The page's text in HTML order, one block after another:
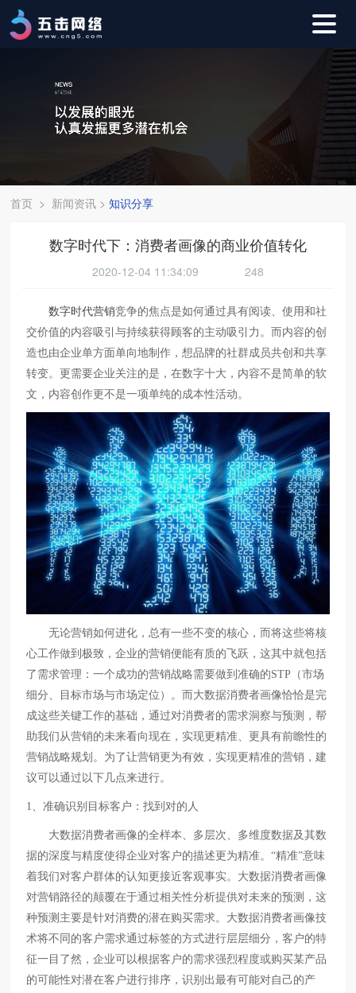
首页 > 新闻资讯 >知识分享
数字时代下：消费者画像的商业价值转化
2020-12-04 11:34:09 248
数字时代营销竞争的焦点是如何通过具有阅读、使用和社
交价值的内容吸引与持续获得顾客的主动吸引力。而内容的创
造也由企业单方面单向地制作，想品牌的社群成员共创和共享
转变。更需要企业关注的是，在数字十大，内容不是简单的软
文，内容创作更不是一项单纯的成本性活动。
无论营销如何进化，总有一些不变的核心，而将这些将核
心工作做到极致，企业的营销便能有质的飞跃，这其中就包括
了需求管理：一个成功的营销战略需要做到准确的STP（市场
细分、目标市场与市场定位）。而大数据消费者画像恰恰是完
成这些关键工作的基础，通过对消费者的需求洞察与预测，帮
助我们从营销的未来看向现在，实现更精准、更具有前瞻性的
营销战略规划。为了让营销更为有效，实现更精准的营销，建
议可以通过以下几点来进行。
1、准确识别目标客户：找到对的人
大数据消费者画像的全样本、多层次、多维度数据及其数
据的深度与精度使得企业对客户的描述更为精准。“精准”意味
着我们对客户群体的认知更接近客观事实。 大数据消费者画像
对营销路径的颠覆在于通过相关性分析提供对未来的预测，这
种预测主要是针对消费的潜在购买需求。大数据消费者画像技
术将不同的客户需求通过标签的方式进行层层细分，客户的特
征一目了然，企业可以根据客户的需求强烈程度或购买某产品
的可能性对潜在客户进行排序，识别出最有可能对自己的产